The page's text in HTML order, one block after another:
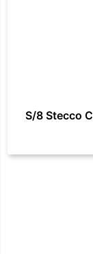
S/8 Stecco